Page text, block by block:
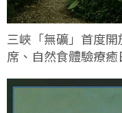
三峽「無礦」首度
席、自然食體驗療癒